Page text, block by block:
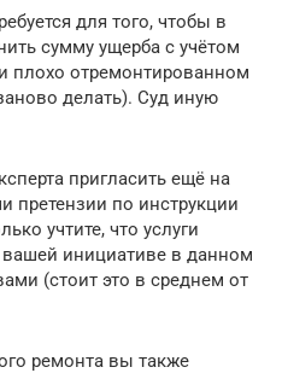
для того, чтобы в
сумму ущерба с учётом
плохо отремонтированном
делать). Суд иную
пригласить ещё на
претензии по инструкции
учтите, что услуги
вашей инициативе в данном
(стоит это в среднем от
ремонта вы также